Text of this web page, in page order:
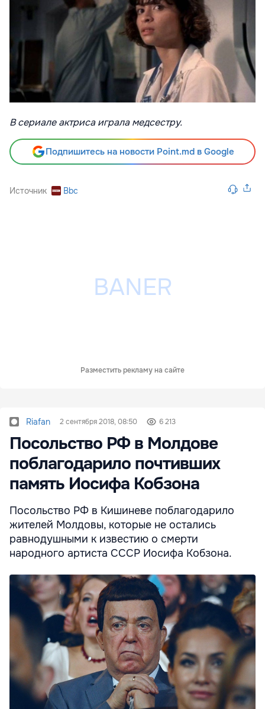
В сериале актриса играла медсестру.
Подпишитесь на новости Point.md в Google
Источник Bbc
Разместить рекламу на сайте
Riafan 2 сентября 2018, 08:50 6 213
Посольство РФ в Молдове
поблагодарило почтивших
память Иосифа Кобзона
Посольство РФ в Кишиневе поблагодарило
жителей Молдовы, которые не остались
равнодушными к известию о смерти
народного артиста СССР Иосифа Кобзона.